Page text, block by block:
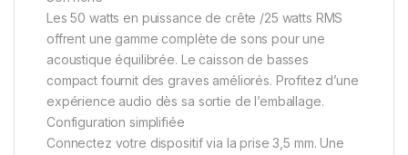
Les 50 watts en puissance de crête /25 watts RMS
offrent une gamme complète de sons pour une
acoustique équilibrée. Le caisson de basses
compact fournit des graves améliorés. Profitez d’une
expérience audio dès sa sortie de l’emballage.
Configuration simplifiée
Connectez votre dispositif via la prise 3,5 mm. Une